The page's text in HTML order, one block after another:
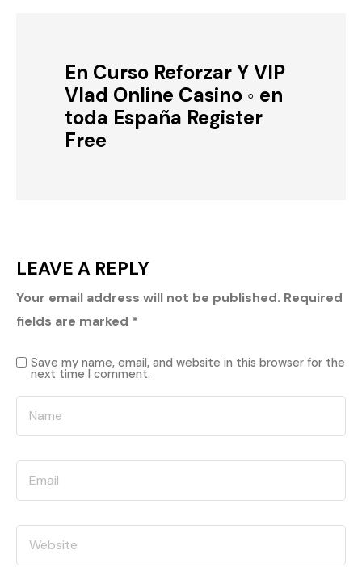
En Curso Reforzar Y VIP
Vlad Online Casino ◦ en
toda España Register
Free
LEAVE A REPLY
Your email address will not be published. Required
fields are marked *
Save my name, email, and website in this browser for the
next time I comment.